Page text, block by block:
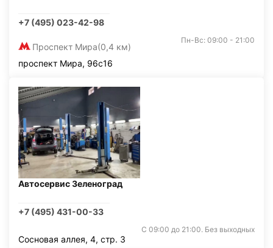
+7 (495) 023-42-98
Проспект Мира(0,4 км)
Пн-Вс: 09:00 - 21:00
проспект Мира, 96с16
Автосервис Зеленоград
+7 (495) 431-00-33
С 09:00 до 21:00. Без выходных
Сосновая аллея, 4, стр. 3